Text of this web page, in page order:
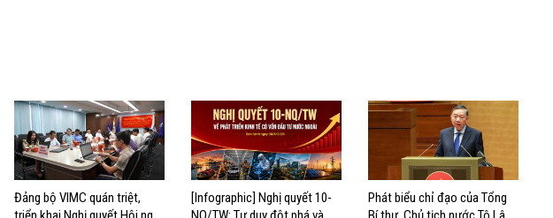
Đảng bộ VIMC quán triệt,
[Infographic] Nghị quyết 10-
Phát biểu chỉ đạo của Tổng